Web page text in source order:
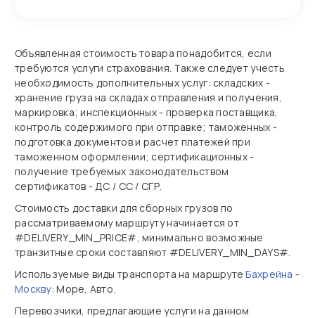
Объявленная стоимость товара понадобится, если
требуются услуги страхования. Также следует учесть
необходимость дополнительных услуг: складских -
хранение груза на складах отправления и получения,
маркировка; инспекционных - проверка поставщика,
контроль содержимого при отправке; таможенных -
подготовка документов и расчет платежей при
таможенном оформлении; сертификационных -
получение требуемых законодательством
сертификатов - ДС / СС / СГР.
Стоимость доставки для сборных грузов по
рассматриваемому маршруту начинается от
#DELIVERY_MIN_PRICE#, минимально возможные
транзитные сроки составляют #DELIVERY_MIN_DAYS#.
Используемые виды транспорта на маршрутеБахрейна -
Москву: Море, Авто.
Перевозчики, предлагающие услуги на данном